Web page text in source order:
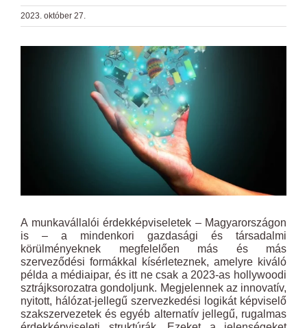
2023. október 27.
A munkavállalói érdekképviseletek – Magyarországon
is – a mindenkori gazdasági és társadalmi
körülményeknek megfelelően más és más
szerveződési formákkal kísérleteznek, amelyre kiváló
példa a médiaipar, és itt ne csak a 2023-as hollywoodi
sztrájksorozatra gondoljunk. Megjelennek az innovatív,
nyitott, hálózat-jellegű szervezkedési logikát képviselő
szakszervezetek és egyéb alternatív jellegű, rugalmas